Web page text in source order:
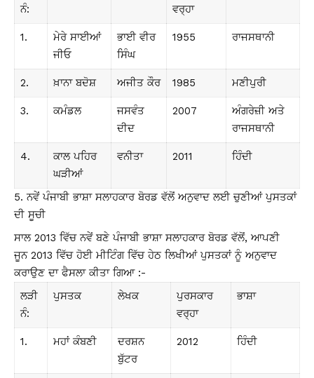
ਨੰ:
ਵਰ੍ਹਾ
1.
ਮੇਰੇ ਸਾਈਆਂ
ਜੀਓ
ਭਾਈ ਵੀਰ
ਸਿੰਘ
1955 ਰਾਜਸਥਾਨੀ
2. ਖ਼ਾਨਾ ਬਦੋਸ਼ ਅਜੀਤ ਕੌਰ 1985 ਮਣੀਪੁਰੀ
3. ਕਮੰਡਲ
ਜਸਵੰਤ
ਦੀਦ
2007
ਅੰਗਰੇਜ਼ੀ ਅਤੇ
ਰਾਜਸਥਾਨੀ
4.
ਕਾਲ ਪਹਿਰ
ਘੜੀਆਂ
ਵਨੀਤਾ 2011 ਹਿੰਦੀ
ਨਵੇਂ ਪੰਜਾਬੀ ਭਾਸ਼ਾ ਸਲਾਹਕਾਰ ਬੋਰਡ ਵੱਲੋਂ ਅਨੁਵਾਦ ਲਈ ਚੁਣੀਆਂ ਪੁਸਤਕਾਂ
ਦੀ ਸੂਚੀ
ਸਾਲ 2013 ਵਿੱਚ ਨਵੇਂ ਬਣੇ ਪੰਜਾਬੀ ਭਾਸ਼ਾ ਸਲਾਹਕਾਰ ਬੋਰਡ ਵੱਲੋਂ, ਆਪਣੀ
ਜੂਨ 2013 ਵਿੱਚ ਹੋਈ ਮੀਟਿੰਗ ਵਿੱਚ ਹੇਠ ਲਿਖੀਆਂ ਪੁਸਤਕਾਂ ਨੂੰ ਅਨੁਵਾਦ
ਕਰਾਉਣ ਦਾ ਫੈਸਲਾ ਕੀਤਾ ਗਿਆ :-
ਲੜੀ
ਨੰ:
ਪੁਸਤਕ ਲੇਖਕ
ਪੁਰਸਕਾਰ
ਵਰ੍ਹਾ
ਭਾਸ਼ਾ
1. ਮਹਾਂ ਕੰਬਣੀ
ਦਰਸ਼ਨ
ਬੁੱਟਰ
2012 ਹਿੰਦੀ